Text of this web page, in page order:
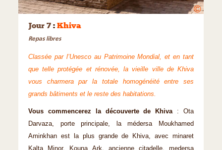
©
Jour 7 : Khiva
Repas libres
Classée par l’Unesco au Patrimoine Mondial, et en tant
que telle protégée et rénovée, la vieille ville de Khiva
vous charmera par la totale homogénéité entre ses
grands bâtiments et le reste des habitations.
Vous commencerez la découverte de Khiva: Ota
Darvaza, porte principale, la médersa Moukhamed
Aminkhan est la plus grande de Khiva, avec minaret
Kalta Minor, Kouna Ark, ancienne citadelle, medersa